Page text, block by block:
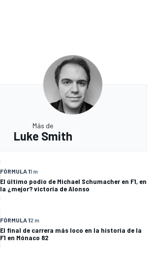
Más de
Luke Smith
FÓRMULA 11 m
El último podio de Michael Schumacher en F1, en
la ¿mejor? victoria de Alonso
FÓRMULA 12 m
El final de carrera más loco en la historia de la
F1 en Mónaco 82